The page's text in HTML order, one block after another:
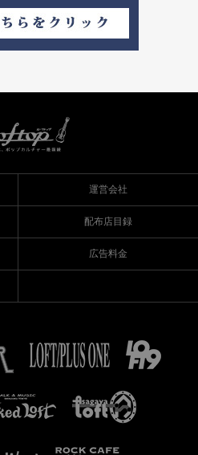
運営会社
配布店目録
広告料金